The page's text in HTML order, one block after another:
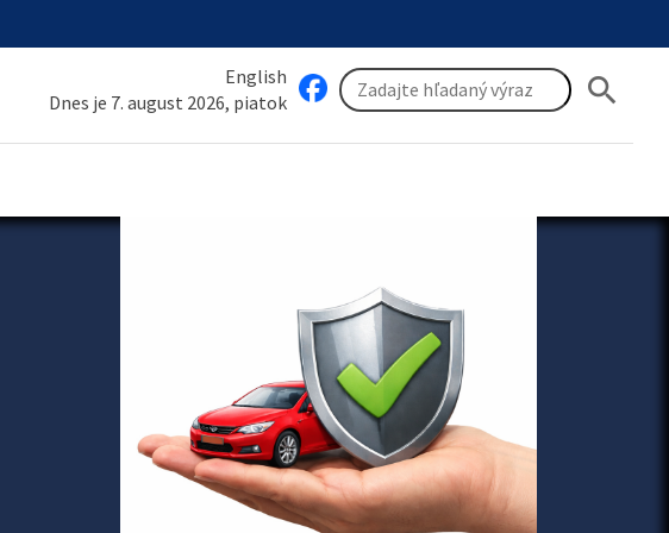
English
Dnes je 7. august 2026, piatok
search